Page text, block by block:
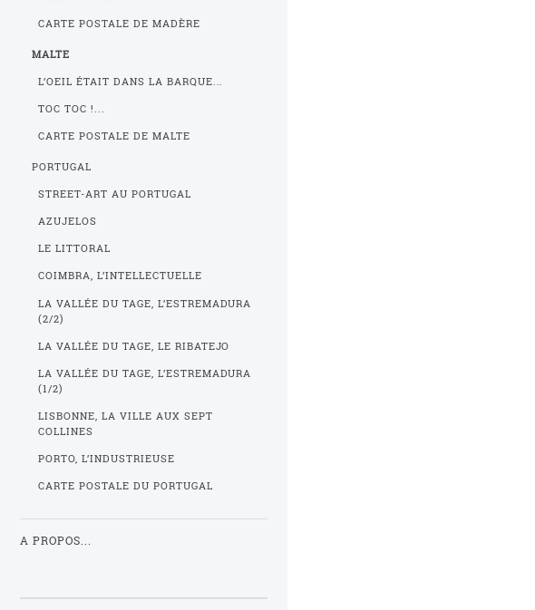
CARTE POSTALE DE MADÈRE
MALTE
L’OEIL ÉTAIT DANS LA BARQUE...
TOC TOC !...
CARTE POSTALE DE MALTE
PORTUGAL
STREET-ART AU PORTUGAL
AZUJELOS
LE LITTORAL
COIMBRA, L’INTELLECTUELLE
LA VALLÉE DU TAGE, L’ESTREMADURA
(2/2)
LA VALLÉE DU TAGE, LE RIBATEJO
LA VALLÉE DU TAGE, L’ESTREMADURA
(1/2)
LISBONNE, LA VILLE AUX SEPT
COLLINES
PORTO, L’INDUSTRIEUSE
CARTE POSTALE DU PORTUGAL
A PROPOS...